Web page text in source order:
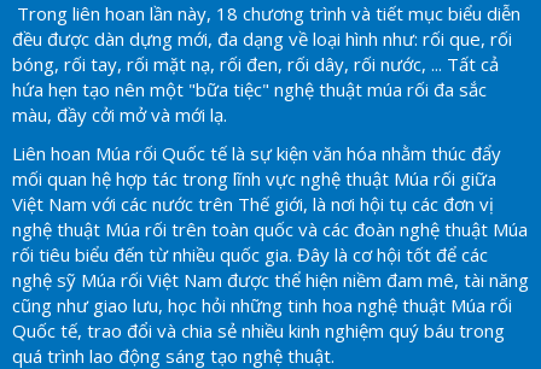
Trong liên hoan lần này, 18 chương trình và tiết mục biểu diễn
đều được dàn dựng mới, đa dạng về loại hình như: rối que, rối
bóng, rối tay, rối mặt nạ, rối đen, rối dây, rối nước, ... Tất cả
hứa hẹn tạo nên một "bữa tiệc" nghệ thuật múa rối đa sắc
màu, đầy cởi mở và mới lạ.
Liên hoan Múa rối Quốc tế là sự kiện văn hóa nhằm thúc đẩy
mối quan hệ hợp tác trong lĩnh vực nghệ thuật Múa rối giữa
Việt Nam với các nước trên Thế giới, là nơi hội tụ các đơn vị
nghệ thuật Múa rối trên toàn quốc và các đoàn nghệ thuật Múa
rối tiêu biểu đến từ nhiều quốc gia. Đây là cơ hội tốt để các
nghệ sỹ Múa rối Việt Nam được thể hiện niềm đam mê, tài năng
cũng như giao lưu, học hỏi những tinh hoa nghệ thuật Múa rối
Quốc tế, trao đổi và chia sẻ nhiều kinh nghiệm quý báu trong
quá trình lao động sáng tạo nghệ thuật.